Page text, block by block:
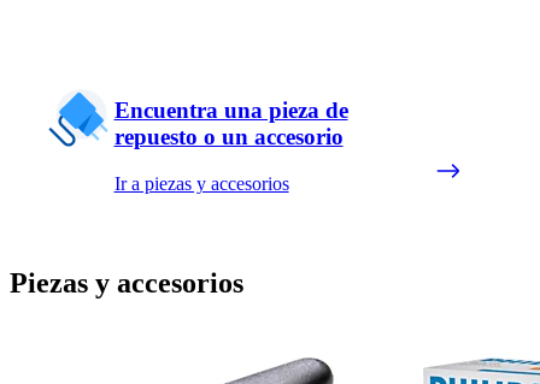
Encuentra una pieza de
repuesto o un accesorio
Ir a piezas y accesorios
Piezas y accesorios